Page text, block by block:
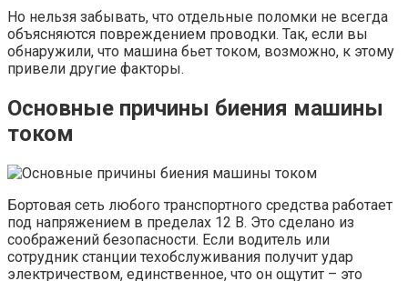
Но нельзя забывать, что отдельные поломки не всегда
объясняются повреждением проводки. Так, если вы
обнаружили, что машина бьет током, возможно, к этому
привели другие факторы.
Основные причины биения машины
током
Бортовая сеть любого транспортного средства работает
под напряжением в пределах 12 В. Это сделано из
соображений безопасности. Если водитель или
сотрудник станции техобслуживания получит удар
электричеством, единственное, что он ощутит – это